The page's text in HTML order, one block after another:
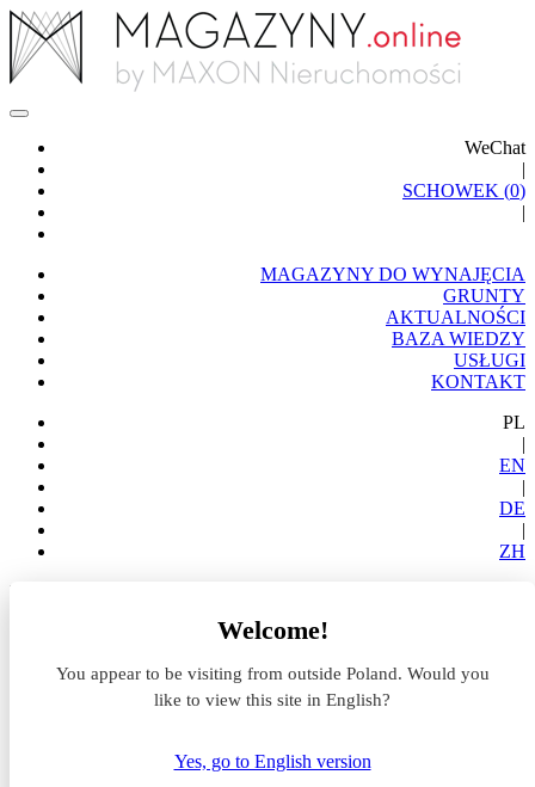
WeChat
|
SCHOWEK (0)
|
MAGAZYNY DO WYNAJĘCIA
GRUNTY
AKTUALNOŚCI
BAZA WIEDZY
USŁUGI
KONTAKT
PL
|
EN
|
DE
|
ZH
Welcome!
You appear to be visiting from outside Poland. Would you
like to view this site in English?
Yes, go to English version
Lokalizacja